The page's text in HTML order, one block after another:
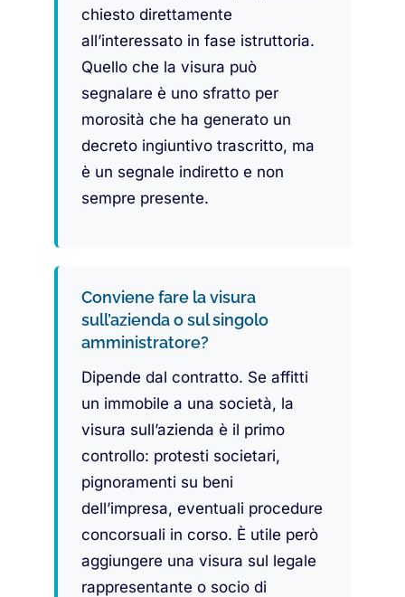
chiesto direttamente
all’interessato in fase istruttoria.
Quello che la visura può
segnalare è uno sfratto per
morosità che ha generato un
decreto ingiuntivo trascritto, ma
è un segnale indiretto e non
sempre presente.
Conviene fare la visura
sull’azienda o sul singolo
amministratore?
Dipende dal contratto. Se affitti
un immobile a una società, la
visura sull’azienda è il primo
controllo: protesti societari,
pignoramenti su beni
dell’impresa, eventuali procedure
concorsuali in corso. È utile però
aggiungere una visura sul legale
rappresentante o socio di